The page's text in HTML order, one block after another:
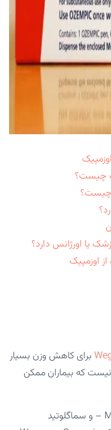
چیست؟
چیست؟
یا اورژانس دارد؟
اوزمپیک
برای کاهش وزن بسیار
که بیماران ممکن
Tirzepatide – که با نام تجاری Mounjaro – و سماگلوتید